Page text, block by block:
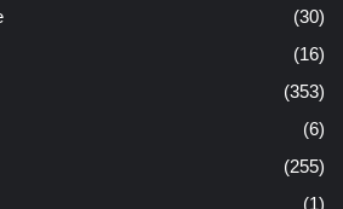
(30)
(16)
(353)
(6)
(255)
(1)